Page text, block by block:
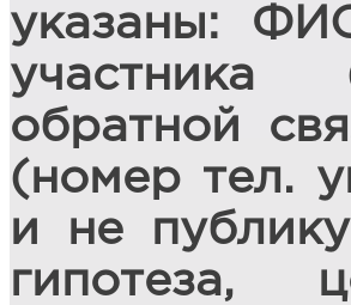
указаны:
участника
обратной
(номер тел.
и не
гипотеза,